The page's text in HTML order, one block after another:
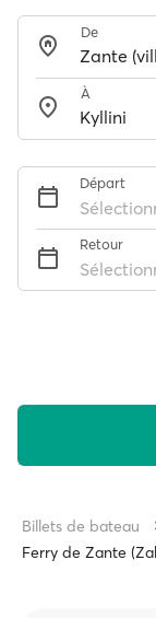
De
À
Départ
Retour
Billets de bateau
Ferry de Zante